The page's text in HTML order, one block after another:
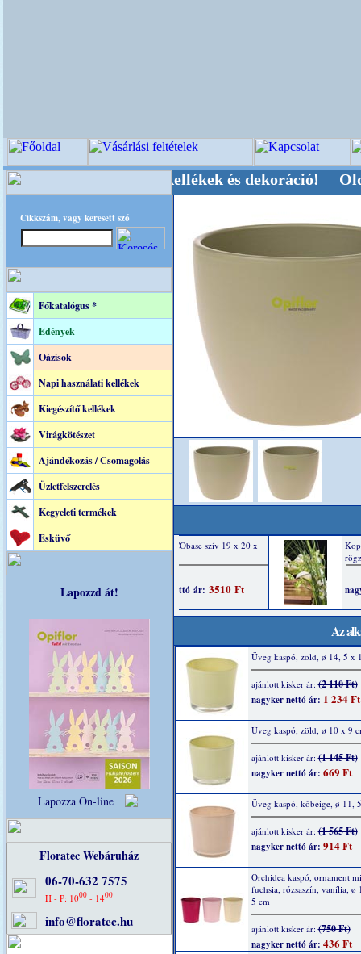
Cikkszám, vagy keresett szó
Főkatalógus *
Edények
Oázisok
Napi használati kellékek
Kiegészítő kellékek
Virágkötészet
Ajándékozás / Csomagolás
Üzletfelszerelés
Kegyeleti termékek
Esküvő
Lapozzd át!
Lapozza On-line
Floratec Webáruház
06-70-632 7575
H - P: 1000 - 1400
info@floratec.hu
, Kegyeleti-kellékek és dekoráció!
Az
Üveg kaspó, zöld, ø 14, 5 x
ajánlott kisker ár:(2 110 Ft)
nagyker nettó ár: 1 234 Ft
Üveg kaspó, zöld, ø 10 x 9
ajánlott kisker ár:(1 145 Ft)
nagyker nettó ár: 669 Ft
Üveg kaspó, kőbeige, ø 11,
ajánlott kisker ár:(1 565 Ft)
nagyker nettó ár: 914 Ft
Orchidea kaspó, ornament
fuchsia, rózsaszín, vanília, ø
5 cm
ajánlott kisker ár:(750 Ft)
nagyker nettó ár: 436 Ft